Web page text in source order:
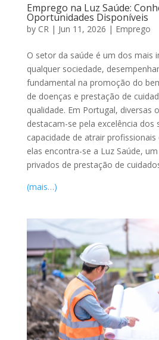
Emprego na Luz Saúde:
Oportunidades Disponíveis
by CR | Jun 11, 2026 | Emprego
O setor da saúde é um dos mais
qualquer sociedade,
fundamental na promoção do
de doenças e prestação de
qualidade. Em Portugal, diversas
destacam-se pela excelência dos
capacidade de atrair profissionais
elas encontra-se a Luz Saúde,
privados de prestação de
(mais…)